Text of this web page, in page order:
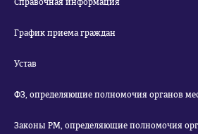
Справочная информация
График приема граждан
Устав
ФЗ, определяющие полномочия органов
Законы РМ, определяющие полномочия